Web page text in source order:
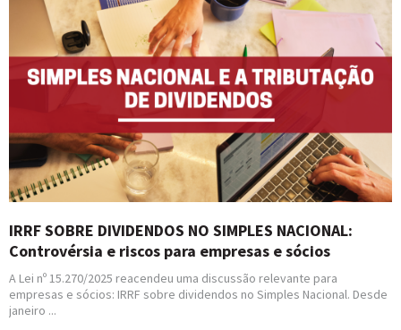
IRRF SOBRE DIVIDENDOS NO SIMPLES NACIONAL:
Controvérsia e riscos para empresas e sócios
A Lei nº 15.270/2025 reacendeu uma discussão relevante para
empresas e sócios: IRRF sobre dividendos no Simples Nacional. Desde
janeiro ...